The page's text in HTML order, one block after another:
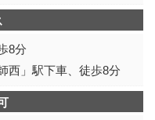
8分
西」駅下車、徒歩8分